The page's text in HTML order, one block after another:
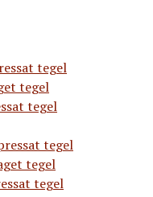
tegel
tegel
tegel
tegel
tegel
tegel